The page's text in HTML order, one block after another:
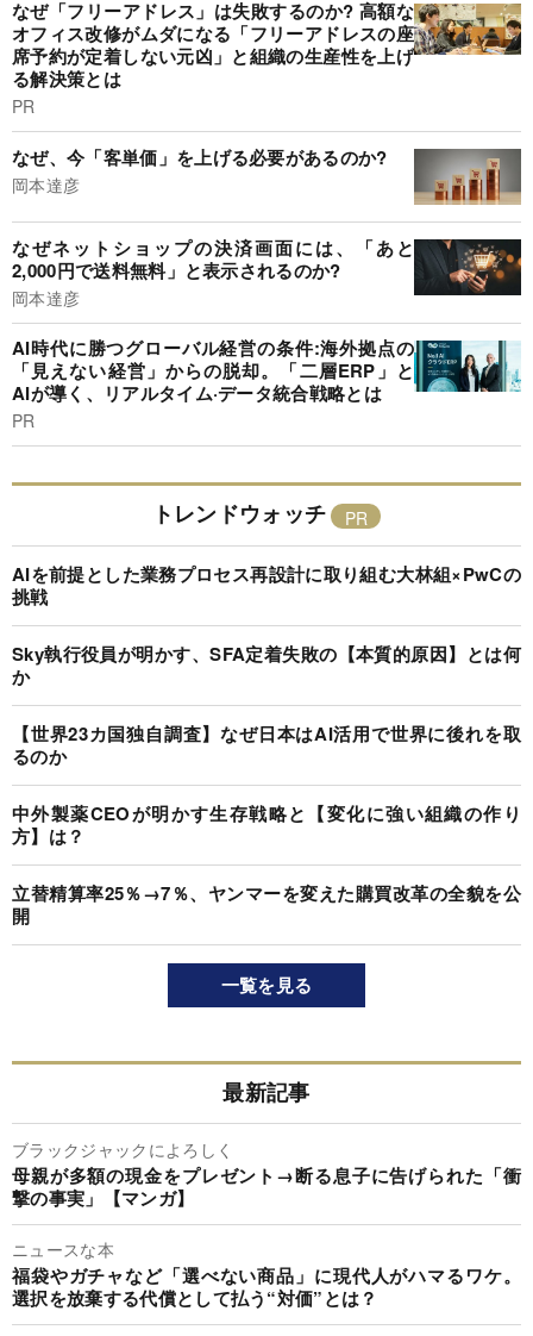
なぜ「フリーアドレス」は失敗するのか? 高額な
オフィス改修がムダになる「フリーアドレスの座
席予約が定着しない元凶」と組織の生産性を上げ
る解決策とは
PR
なぜ、今「客単価」を上げる必要があるのか?
岡本達彦
なぜネットショップの決済画面には、「あと
2,000円で送料無料」と表示されるのか?
岡本達彦
AI時代に勝つグローバル経営の条件:海外拠点の
「見えない経営」からの脱却。「二層ERP」と
AIが導く、リアルタイム·データ統合戦略とは
PR
トレンドウォッチ
AIを前提とした業務プロセス再設計に取り組む大林組×PwCの
挑戦
Sky執行役員が明かす、SFA定着失敗の【本質的原因】とは何
か
【世界23カ国独自調査】なぜ日本はAI活用で世界に後れを取
るのか
中外製薬CEOが明かす生存戦略と【変化に強い組織の作り
方】は？
立替精算率25％→7％、ヤンマーを変えた購買改革の全貌を公
開
一覧を見る
最新記事
ブラックジャックによろしく
母親が多額の現金をプレゼント→断る息子に告げられた「衝
撃の事実」【マンガ】
ニュースな本
福袋やガチャなど「選べない商品」に現代人がハマるワケ。
選択を放棄する代償として払う“対価”とは？